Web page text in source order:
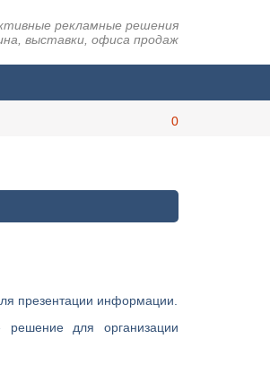
рекламные решения
выставки, офиса продаж
презентации информации.
для организации